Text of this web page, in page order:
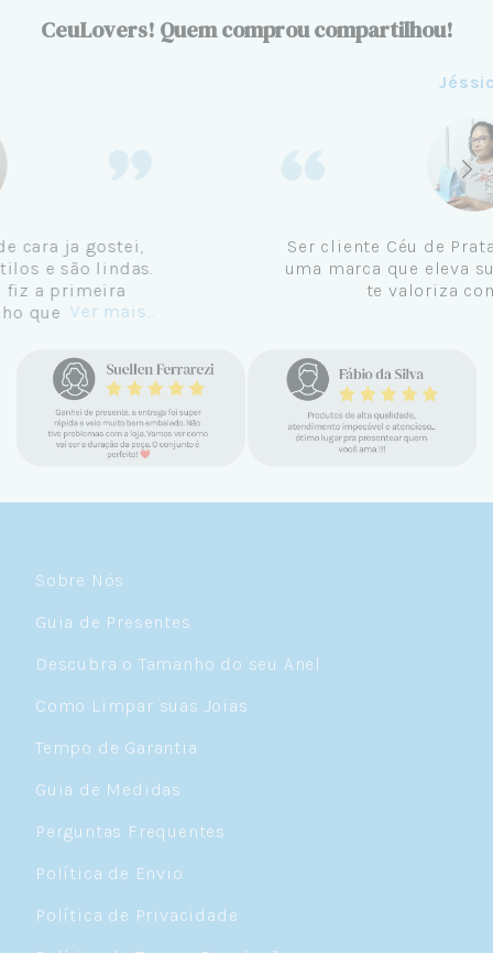
CeuLovers! Quem comprou compartilhou!
Me tornei cliente da Céu de Prata em
Setembro de 2024 e não me vejo
comprando em outro lugar. Eu sempre amei
pratas e nunca encontrava uma loja
encontrar a Céu. Atendimento
personalizado, verdadeiras jóias prata 925,
mimos e brindes incríveis. Virei cliente fiel
e amo demais as pratas que são lindas, tem
um brilho incrível e preço super justo. Fora
Sobre Nós
Guia de Presentes
Descubra o Tamanho do seu Anel
Como Limpar suas Joias
Tempo de Garantia
Guia de Medidas
Perguntas Frequentes
Política de Envio
Política de Privacidade